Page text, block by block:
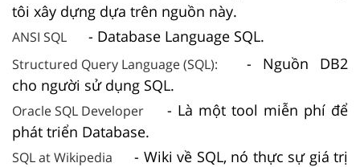
tôi xây dựng dựa trên nguồn này.
ANSI SQL - Database Language SQL.
Structured Query Language (SQL):
- Nguồn DB2
cho người sử dụng SQL.
Oracle SQL Developer
- Là một tool miễn phí để
phát triển Database.
SQL at Wikipedia
- Wiki về SQL, nó thực sự giá trị